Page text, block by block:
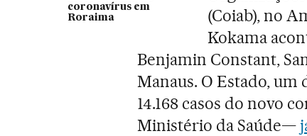
coronavírus em
Roraima
(Coiab), no
Kokama
Benjamin Constant,
Manaus. O Estado,
14.168 casos do novo
Ministério da Saúde—